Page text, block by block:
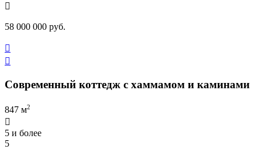

58 000 000 руб.


Современный коттедж с хаммамом и каминами
847 м2

5 и более
5